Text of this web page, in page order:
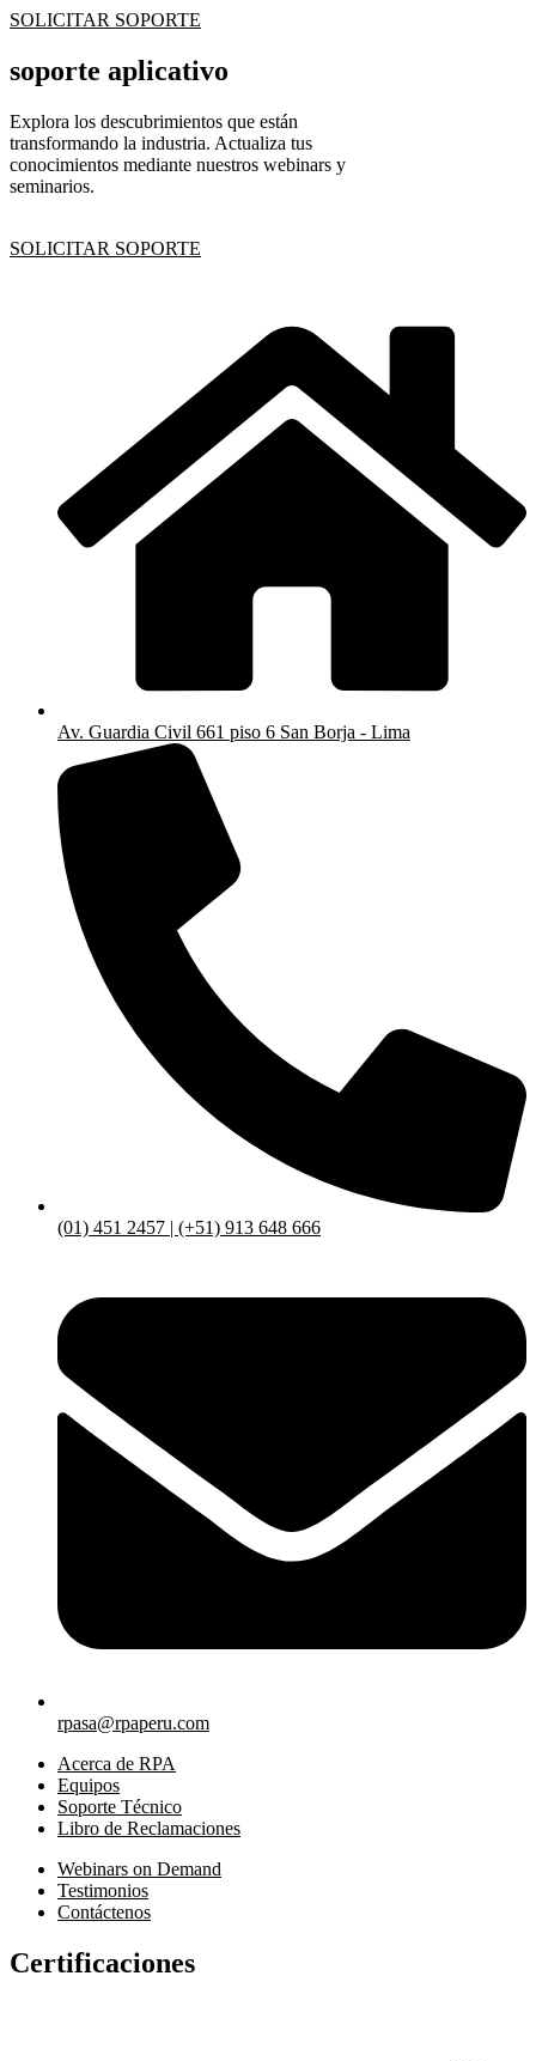
SOLICITAR SOPORTE
soporte aplicativo
Explora los descubrimientos que están
transformando la industria. Actualiza tus
conocimientos mediante nuestros webinars y
seminarios.
SOLICITAR SOPORTE
Av. Guardia Civil 661 piso 6 San Borja - Lima
(01) 451 2457 | (+51) 913 648 666
rpasa@rpaperu.com
Acerca de RPA
Equipos
Soporte Técnico
Libro de Reclamaciones
Webinars on Demand
Testimonios
Contáctenos
Certificaciones